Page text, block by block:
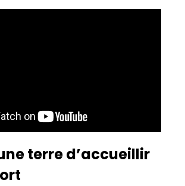
terre d’accueillir